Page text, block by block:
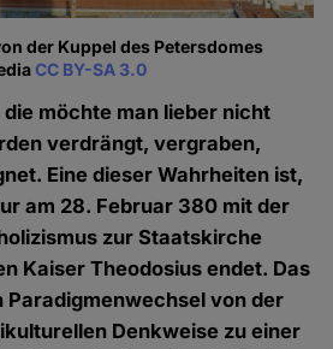
der Kuppel des Petersdomes
CC BY-SA 3.0
möchte man lieber nicht
verdrängt, vergraben,
Eine dieser Wahrheiten ist,
am 28. Februar 380 mit der
zur Staatskirche
Kaiser Theodosius endet. Das
von der
Denkweise zu einer